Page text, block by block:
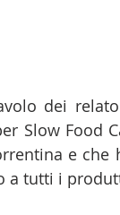
dei
Slow Food
e
a tutti i